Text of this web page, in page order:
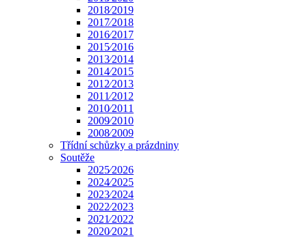
2018⁄2019
2017⁄2018
2016⁄2017
2015⁄2016
2013⁄2014
2014⁄2015
2012⁄2013
2011⁄2012
2010⁄2011
2009⁄2010
2008⁄2009
Třídní schůzky a prázdniny
Soutěže
2025⁄2026
2024⁄2025
2023⁄2024
2022⁄2023
2021⁄2022
2020⁄2021